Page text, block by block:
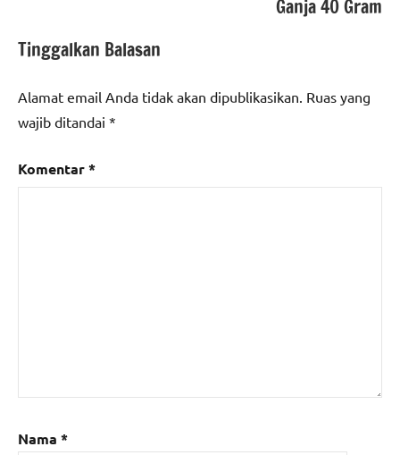
Ganja 40 Gram
Tinggalkan Balasan
Alamat email Anda tidak akan dipublikasikan. Ruas yang
wajib ditandai *
Komentar*
Nama *